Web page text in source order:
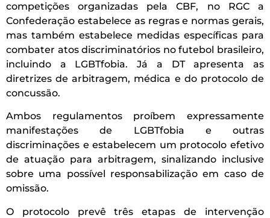
competições organizadas pela CBF, no RGC a
Confederação estabelece as regras e normas gerais,
mas também estabelece medidas específicas para
combater atos discriminatórios no futebol brasileiro,
incluindo a LGBTfobia. Já a DT apresenta as
diretrizes de arbitragem, médica e do protocolo de
concussão.
Ambos regulamentos proíbem expressamente
manifestações de LGBTfobia e outras
discriminações e estabelecem um protocolo efetivo
de atuação para arbitragem, sinalizando inclusive
sobre uma possível responsabilização em caso de
omissão.
O protocolo prevê três etapas de intervenção